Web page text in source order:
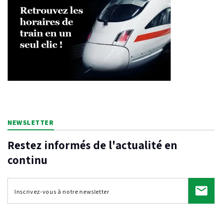
NEWSLETTER
Restez informés de l'actualité en
continu